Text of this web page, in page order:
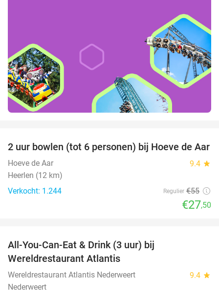
50%
2 uur bowlen (tot 6 personen) bij Hoeve de Aar
Hoeve de Aar 9.4 star
Heerlen (12 km)
Verkocht: 1.244
Regulier €55
€27,50
All-You-Can-Eat & Drink (3 uur) bij
Wereldrestaurant Atlantis
Wereldrestaurant Atlantis Nederweert 9.4 star
Nederweert